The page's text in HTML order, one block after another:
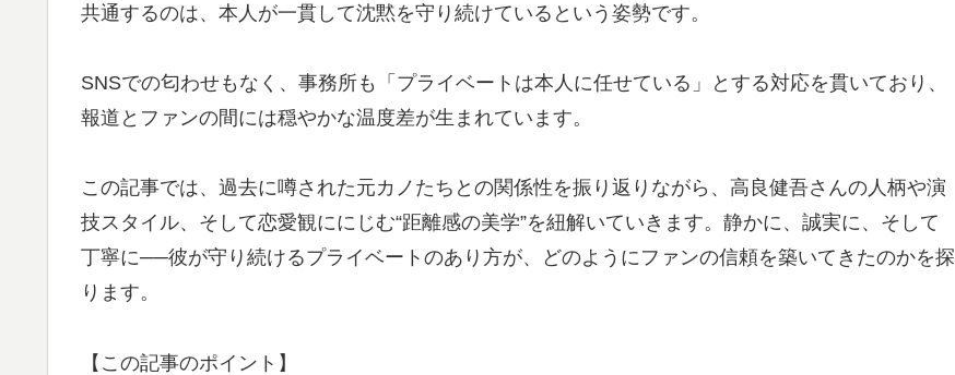
共通するのは、本人が一貫して沈黙を守り続けているという姿勢です。
SNSでの匂わせもなく、事務所も「プライベートは本人に任せている」とする対応を貫いており、
報道とファンの間には穏やかな温度差が生まれています。
この記事では、過去に噂された元カノたちとの関係性を振り返りながら、高良健吾さんの人柄や演
技スタイル、そして恋愛観ににじむ“距離感の美学”を紐解いていきます。静かに、誠実に、そして
丁寧に──彼が守り続けるプライベートのあり方が、どのようにファンの信頼を築いてきたのかを探
ります。
【この記事のポイント】